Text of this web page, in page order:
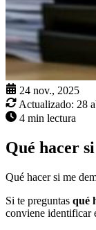
24 nov., 2025
Actualizado: 28
4 min lectura
Qué hacer
Qué hacer si me
Si te preguntas qué
conviene identificar